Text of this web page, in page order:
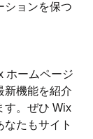
ションを保つ
ホームページ
新機能を紹介
す。ぜひ Wix
たもサイト